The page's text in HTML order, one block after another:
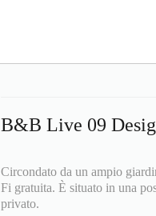
B&B Live 09
Circondato da un ampio
Fi gratuita. È situato in una
privato.